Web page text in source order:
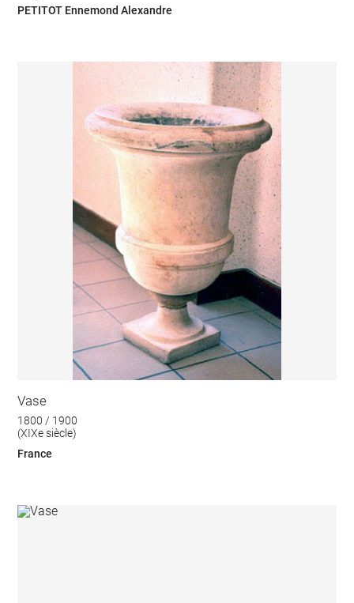
PETITOT Ennemond Alexandre
Vase
1800 / 1900
(XIXe siècle)
France